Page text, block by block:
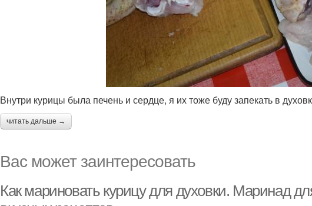
Внутри курицы была печень и сердце, я их тоже буду запекать в
читать дальше →
Вас может заинтересовать
Как мариновать курицу для духовки. Маринад